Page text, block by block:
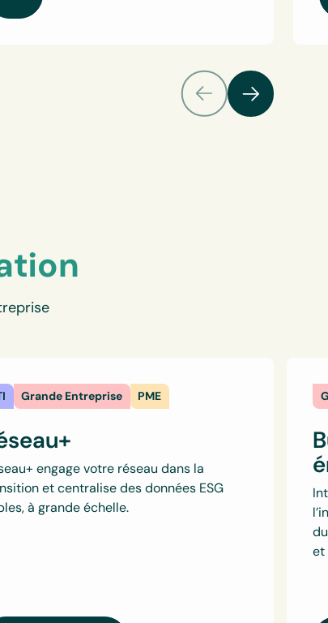
Grande Entreprise PME
engage votre réseau dans la
et centralise des données ESG
à grande échelle.
et